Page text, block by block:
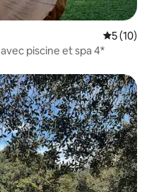
5 (10)
piscine et spa 4*
appréciés